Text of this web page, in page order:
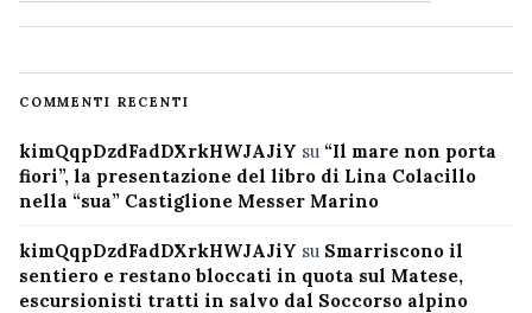
COMMENTI RECENTI
kimQqpDzdFadDXrkHWJAJiY su “Il mare non porta
fiori”, la presentazione del libro di Lina Colacillo
nella “sua” Castiglione Messer Marino
kimQqpDzdFadDXrkHWJAJiY su Smarriscono il
sentiero e restano bloccati in quota sul Matese,
escursionisti tratti in salvo dal Soccorso alpino